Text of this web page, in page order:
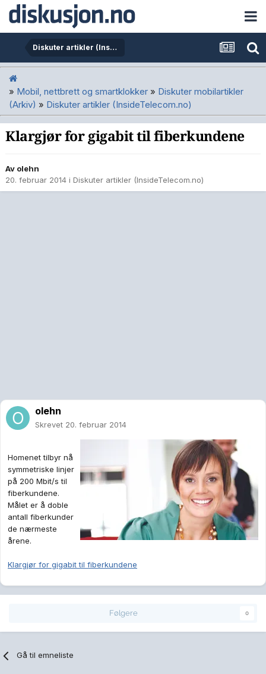
Diskuter artikler (InsideTelecom.no)
» Mobil, nettbrett og smartklokker » Diskuter mobilartikler
(Arkiv) » Diskuter artikler (InsideTelecom.no)
Klargjør for gigabit til fiberkundene
Av olehn
20. februar 2014 i Diskuter artikler (InsideTelecom.no)
olehn
Skrevet 20. februar 2014
Homenet tilbyr nå
symmetriske linjer
på 200 Mbit/s til
fiberkundene.
Målet er å doble
antall fiberkunder
de nærmeste
årene.
Klargjør for gigabit til fiberkundene
Følgere 0
Gå til emneliste